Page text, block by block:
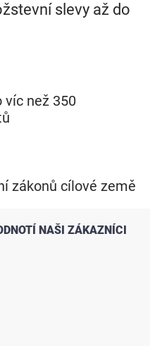
slevy až do
víc než 350
zákonů cílové země
NAŠI ZÁKAZNÍCI